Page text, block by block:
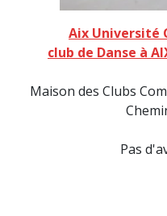
Aix Université
club de Danse à
Maison des Clubs
Pas